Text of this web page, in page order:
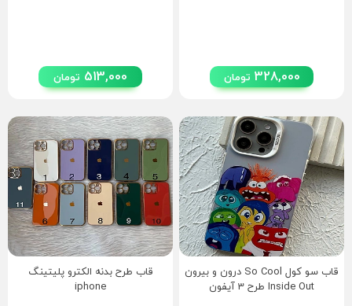
328,000 تومان 513,000 تومان
قاب سو کول So Cool درون و بیرون
Inside Out طرح 3 آیفون
قاب طرح بدنه الکترو پلیتینگ
iphone